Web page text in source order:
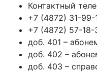
Контактный
+7 (4872) 31-99-
+7 (4872) 57-18-
доб. 401 –
доб. 402 –
доб. 403 –